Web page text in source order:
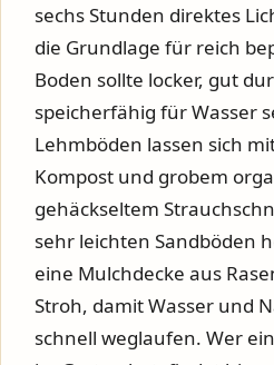
sechs Stunden direktes
die Grundlage für reich
Boden sollte locker, gut
speicherfähig für Wasser
Lehmböden lassen sich
Kompost und grobem
gehäckseltem
sehr leichten Sandböden
eine Mulchdecke aus
Stroh, damit Wasser und
schnell weglaufen. Wer